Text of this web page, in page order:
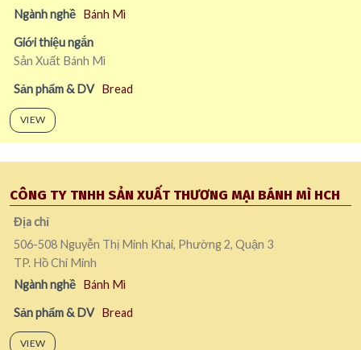
Ngành nghề Bánh Mì
Giới thiệu ngắn
Sản Xuất Bánh Mì
Sản phẩm & DV Bread
VIEW
CÔNG TY TNHH SẢN XUẤT THƯƠNG MẠI BÁNH MÌ HCH
Địa chỉ
506-508 Nguyễn Thị Minh Khai, Phường 2, Quận 3
TP. Hồ Chí Minh
Ngành nghề Bánh Mì
Sản phẩm & DV Bread
VIEW